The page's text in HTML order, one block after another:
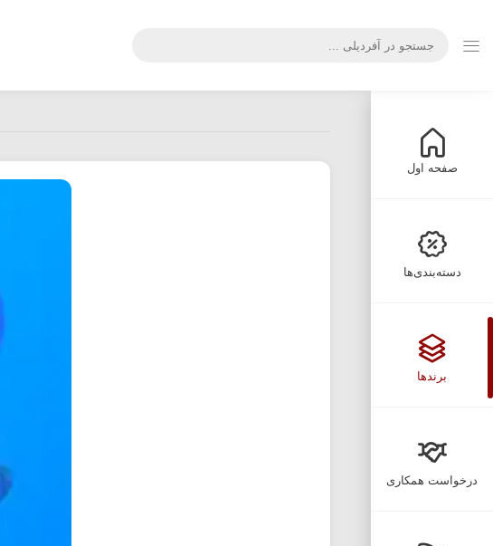
صفحه اول
دسته‌بندی‌ها
برندها
درخواست همکاری